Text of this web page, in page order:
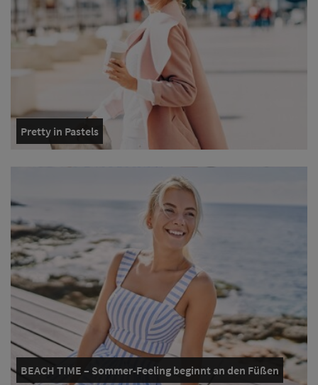
Pretty in Pastels
BEACH TIME – Sommer-Feeling beginnt an den Füßen